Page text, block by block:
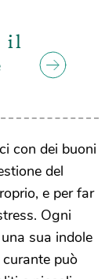
il
con dei buoni
del
e per far
Ogni
sua indole
può